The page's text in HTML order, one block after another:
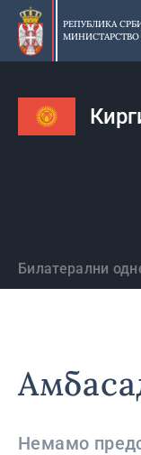
Прескочи
главни
део
РЕПУБЛИКА
Државе
Билатерални
Немамо